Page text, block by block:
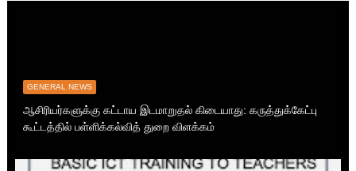
GENERAL NEWS
ஆசிரியர்களுக்கு கட்டாய இடமாறுதல் கிடையாது: கருத்துக்கேட்பு
கூட்டத்தில் பள்ளிக்கல்வித் துறை விளக்கம்